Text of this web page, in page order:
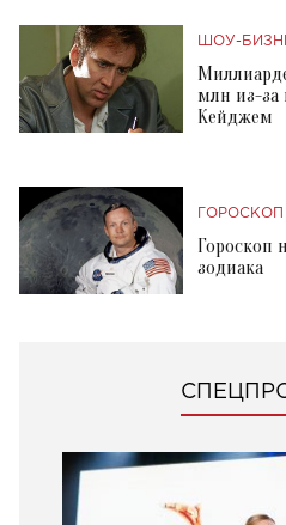
ШОУ-
млн из-за
Кейджем
ГОРОСКОП
Гороскоп
зодиака